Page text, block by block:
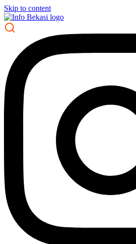
Skip to content